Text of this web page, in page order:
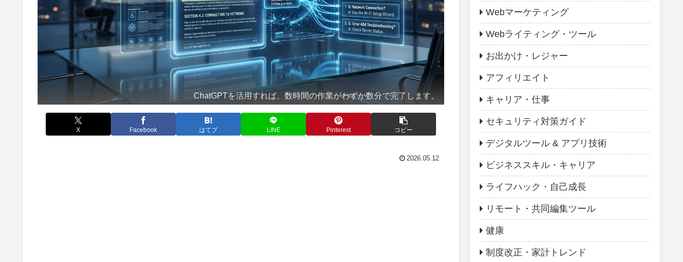
ChatGPTを活用すれば、数時間の作業がわずか数分で完了します。
X Facebook はてブ LINE Pinterest コピー
2026.05.12
Webマーケティング
Webライティング・ツール
お出かけ・レジャー
アフィリエイト
キャリア・仕事
セキュリティ対策ガイド
デジタルツール & アプリ技術
ビジネススキル・キャリア
ライフハック・自己成長
リモート・共同編集ツール
健康
制度改正・家計トレンド